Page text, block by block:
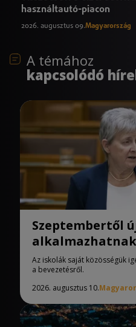
használtautó-piacon
2026. augusztus 09.Magyarország
A témához
kapcsolódó
Szeptembertől
iskolák
Az iskolák saját közösségük
a bevezetésről.
2026. augusztus 10.